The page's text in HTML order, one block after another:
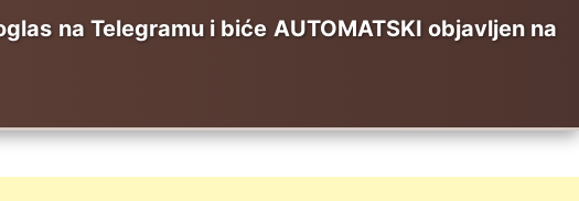
na Telegramu i biće AUTOMATSKI objavljen na